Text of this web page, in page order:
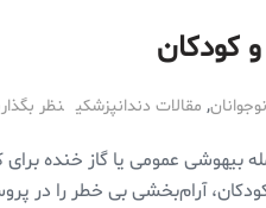
کودکان
, مقالات دندانپزشکی نظر
بیهوشی عمومی یا گاز خنده
آرام‌بخشی بی خطر را در